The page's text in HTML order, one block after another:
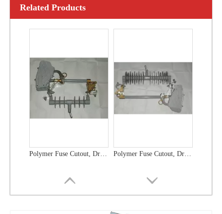
Related Products
Polymer Fuse Cutout, Drop out Fuses 12 Kv 100A Polymer Fuse Cutout, Drop out Fuses 12 Kv 200A